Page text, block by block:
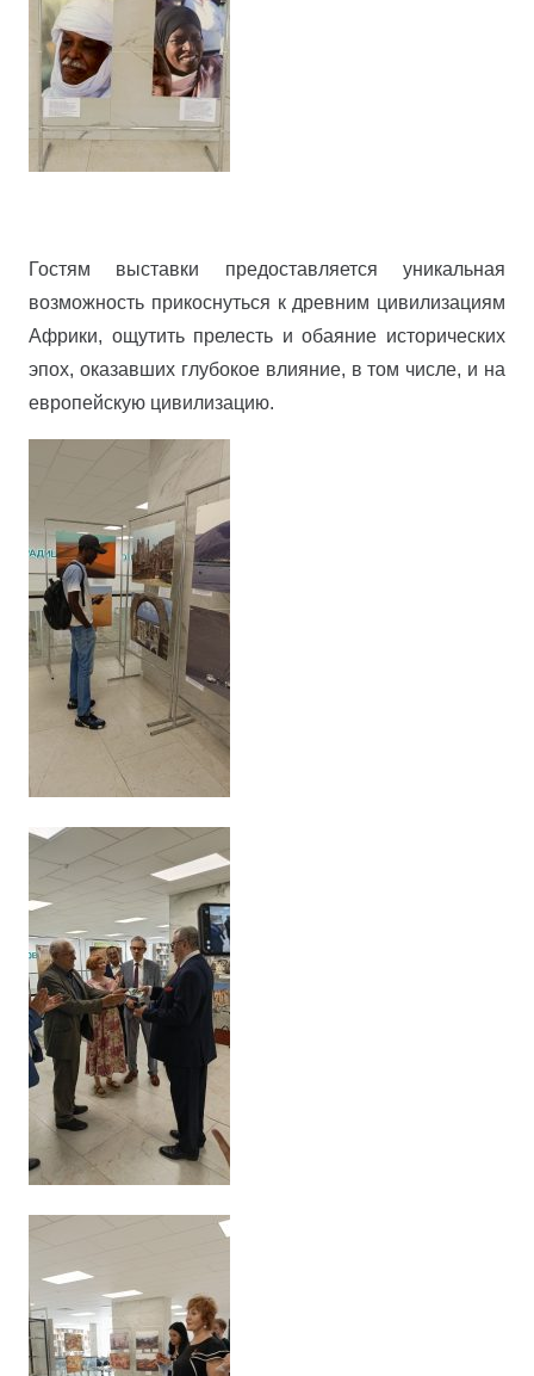
Гостям выставки предоставляется уникальная
возможность прикоснуться к древним цивилизациям
Африки, ощутить прелесть и обаяние исторических
эпох, оказавших глубокое влияние, в том числе, и на
европейскую цивилизацию.